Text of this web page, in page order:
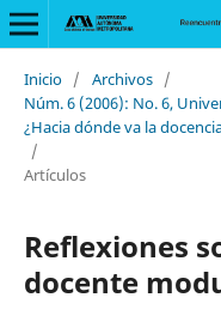
Inicio / Archivos /
Núm. 6 (2006): No. 6,
¿Hacia dónde va la
/
Artículos
Reflexiones
docente